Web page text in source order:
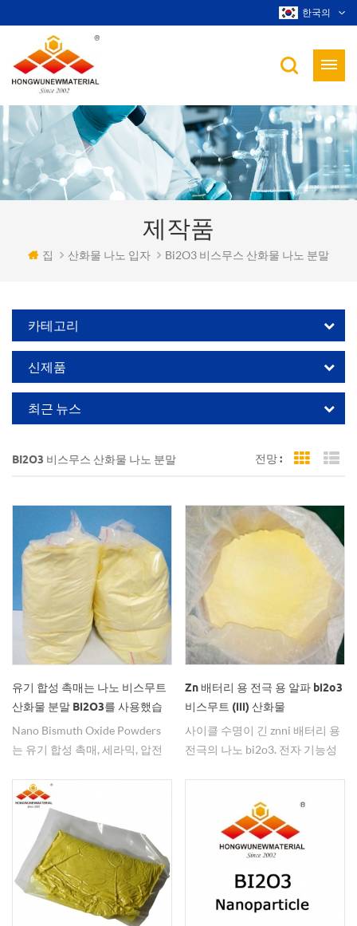
한국의
제작품
집 산화물 나노 입자 Bi2O3 비스무스 산화물 나노 분말
카테고리
신제품
최근 뉴스
BI2O3 비스무스 산화물 나노 분말 전망 : Grid
유기 합성 촉매는 나노 비스무트
산화물 분말 Bi2O3를 사용했습
니다
Nano Bismuth Oxide Powders
는 유기 합성 촉매, 세라믹, 압전
성 물질입니다. Bi2O3 나노 입자
는 99.5 % 순도로 30-50nm에서
사용할 수 있습니다.
Zn 배터리 용 전극 용 알파 bi2o3
비스무트 (iii) 산화물
사이클 수명이 긴 znni 배터리 용
전극의 나노 bi2o3. 전자 기능성
한 구성 요소, 유전체 세라믹 전자
부품의 생산에 널리 사용됩니다.